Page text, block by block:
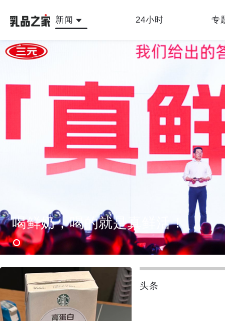
新闻
最新 人物故事 行业新闻 产
24小时 专
喝鲜奶，喝的就是真鲜活！
头条